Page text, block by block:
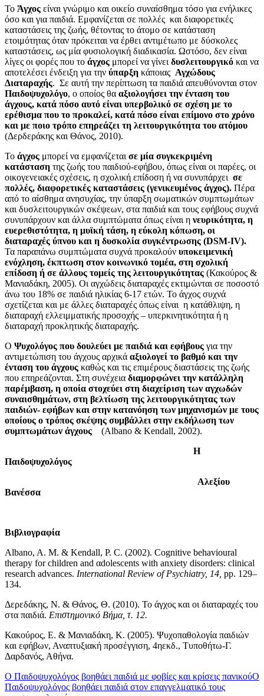
Το Άγχος είναι γνώριμο και οικείο συναίσθημα τόσο για ενήλικες
όσο και για παιδιά. Εμφανίζεται σε πολλές και διαφορετικές
καταστάσεις της ζωής, θέτοντας το άτομο σε κατάσταση
ετοιμότητας όταν πρόκειται να έρθει αντιμέτωπο με δύσκολες
καταστάσεις, ως μία φυσιολογική διαδικασία. Ωστόσο, δεν είναι
λίγες οι φορές που το άγχος μπορεί να γίνει δυσλειτουργικό και να
αποτελέσει ένδειξη για την ύπαρξη κάποιας Αγχώδους
Διαταραχής. Σε αυτή την περίπτωση τα παιδιά απευθύνονται στον
Παιδοψυχολόγο, ο οποίος θα αξιολογήσει την ένταση του
άγχους, κατά πόσο αυτό είναι υπερβολικό σε σχέση με το
ερέθισμα που το προκαλεί, κατά πόσο είναι επίμονο στο χρόνο
και με ποιο τρόπο επηρεάζει τη λειτουργικότητα του ατόμου
(Δερδεράκης και Θάνος, 2010).
Το άγχος μπορεί να εμφανίζεται σε μία συγκεκριμένη
κατάσταση της ζωής του παιδιού-εφήβου, όπως είναι οι παρέες, οι
οικογενειακές σχέσεις, η σχολική επίδοση ή να συνυπάρχει σε
πολλές, διαφορετικές καταστάσεις (γενικευμένος άγχος). Πέρα
από το αίσθημα ανησυχίας, την ύπαρξη σωματικών συμπτωμάτων
και δυσλειτουργικών σκέψεων, στα παιδιά και τους εφήβους συχνά
συνυπάρχουν και άλλα συμπτώματα όπως είναι η νευρικότητα, η
ευερεθιστότητα, η μυϊκή τάση, η εύκολη κόπωση, οι
διαταραχές ύπνου και η δυσκολία συγκέντρωσης (DSM-IV).
Τα παραπάνω συμπτώματα συχνά προκαλούν υποκειμενική
ενόχληση, έκπτωση στον κοινωνικό τομέα, στη σχολική
επίδοση ή σε άλλους τομείς της λειτουργικότητας (Κακούρος &
Μανιαδάκη, 2005). Οι αγχώδεις διαταραχές εκτιμώνται σε ποσοστό
άνω του 18% σε παιδιά ηλικίας 6-17 ετών. Το άγχος συχνά
σχετίζεται και με άλλες διαταραχές όπως είναι η κατάθλιψη, η
διαταραχή ελλειμματικής προσοχής – υπερκινητικότητα ή η
διαταραχή προκλητικής διαταραχής.
Ο Ψυχολόγος που δουλεύει με παιδιά και εφήβους για την
αντιμετώπιση του άγχους αρχικά αξιολογεί το βαθμό και την
ένταση του άγχους καθώς και τις επιμέρους διαστάσεις της ζωής
που επηρεάζονται. Στη συνέχεια διαμορφώνει την κατάλληλη
παρέμβαση, η οποία στοχεύει στη διαχείριση των αγχωδών
συναισθημάτων, στη βελτίωση της λειτουργικότητας των
παιδιών- εφήβων και στην κατανόηση των μηχανισμών με τους
οποίους ο τρόπος σκέψης συμβάλλει στην εκδήλωση των
συμπτωμάτων άγχους (Albano & Kendall, 2002).
Η
Παιδοψυχολόγος
Αλεξίου
Βανέσσα
Βιβλιογραφία
Albano, A. M. & Kendall, P. C. (2002). Cognitive behavioural
therapy for children and αdolescents with anxiety disorders: clinical
research advances. International Review of Psychiatry, 14, pp. 129–
134.
Δερεδάκης, Ν. & Θάνος, Θ. (2010). Το άγχος και οι διαταραχές του
στα παιδιά. Eπιστημονικό Bήμα, τ. 12.
Κακούρος, Ε. & Μανιαδάκη, Κ. (2005). Ψυχοπαθολογία παιδιών
και εφήβων, Αναπτυξιακή προσέγγιση, 4ηεκδ., Τυποθήτω-Γ.
Δαρδανός, Αθήνα.
Ο Παιδοψυχολόγος βοηθάει παιδιά με φοβίες και κρίσεις πανικούΟ
Παιδοψυχολόγος βοηθάει παιδιά στον επαγγελματικό τους